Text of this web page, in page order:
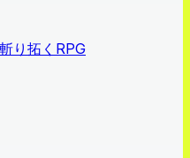
り拓くRPG